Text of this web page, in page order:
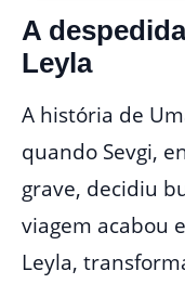
A
Leyla
A história de
quando Sevgi,
grave, decidiu
viagem acabou
Leyla,